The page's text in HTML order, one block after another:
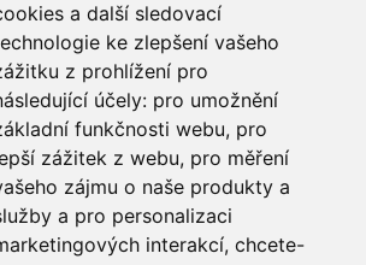
a další sledovací
ke zlepšení vašeho
z prohlížení pro
účely: pro umožnění
funkčnosti webu, pro
zážitek z webu, pro měření
zájmu o naše produkty a
a pro personalizaci
interakcí, chcete-
informaci? Chcete
spolupracovat?
šéfredaktora Martina Chalupu:
chalupa@ctidoma.cz